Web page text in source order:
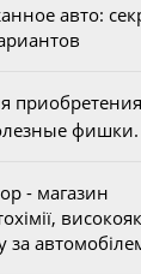
авто:
фишки.
- магазин
за